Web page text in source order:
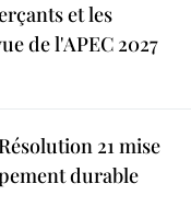
et les
de l'APEC 2027
21 mise
durable